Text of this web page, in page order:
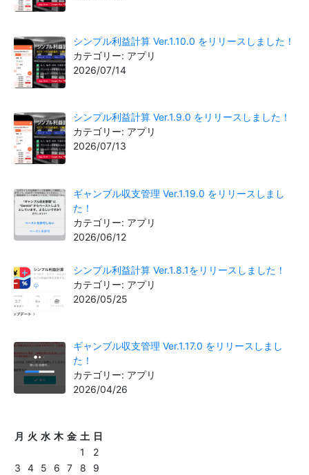
シンプル利益計算 Ver.1.10.0 をリリースしました！
カテゴリー: アプリ
2026/07/14
シンプル利益計算 Ver.1.9.0 をリリースしました！
カテゴリー: アプリ
2026/07/13
ギャンブル収支管理 Ver.1.19.0 をリリースしまし
た！
カテゴリー: アプリ
2026/06/12
シンプル利益計算 Ver.1.8.1をリリースしました！
カテゴリー: アプリ
2026/05/25
ギャンブル収支管理 Ver.1.17.0 をリリースしまし
た！
カテゴリー: アプリ
2026/04/26
月 火 水 木 金 土 日
1
2
3
4 5 6 7 8
9